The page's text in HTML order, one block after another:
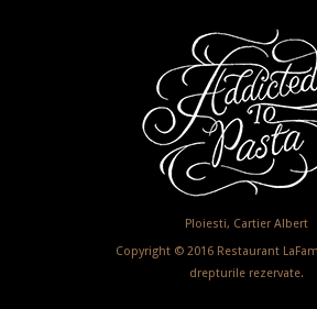
Ploiesti, Cartier Albert
Copyright © 2016 Restaurant
drepturile rezervate.